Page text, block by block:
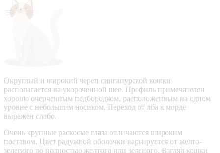
Округлый и широкий череп сингапурской кошки
располагается на укороченной шее. Профиль примечателен
хорошо очерченным подбородком, расположенным на одном
уровне с небольшим носиком. Переход от лба к морде
выражен слабо.
Очень крупные раскосые глаза отличаются широким
поставом. Цвет радужной оболочки варьируется от желто-
зеленого до полностью желтого или зеленого. Взгляд кошки